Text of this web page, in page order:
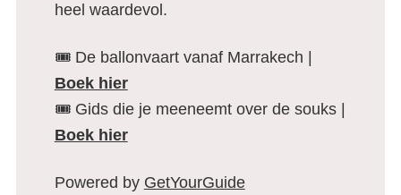
heel waardevol.
🎟️ De ballonvaart vanaf Marrakech |
Boek hier
🎟️ Gids die je meeneemt over de souks |
Boek hier
Powered by GetYourGuide